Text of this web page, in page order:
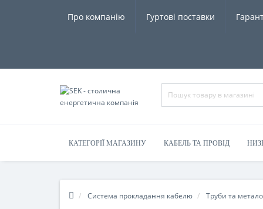
Про компанію Гуртові поставки
КАТЕГОРІЇ МАГАЗИНУ КАБЕЛЬ ТА ПРОВІД
Система прокладання кабелю Труби та